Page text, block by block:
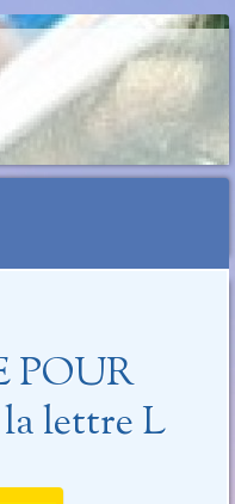
POUR
lettre L